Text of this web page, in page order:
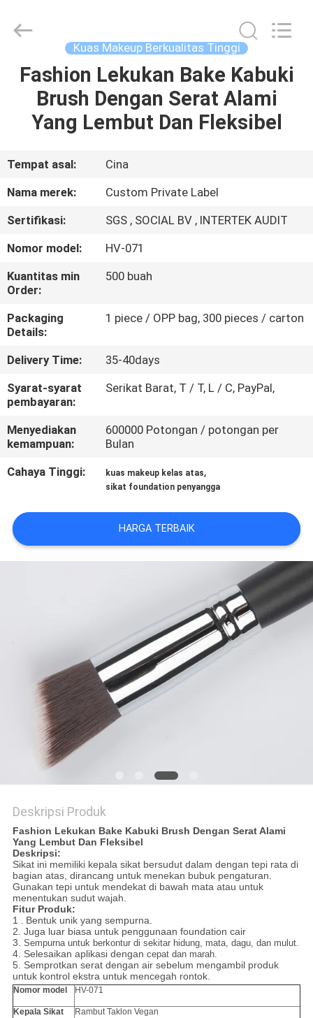
RUMAH
PRODUK
TENTANG
KAMI
TUR
PABRIK
KONTROL
KUALITAS
SITEMAP
PRIVACY
POLICY
Reserved.
Kuas Makeup Berkualitas Tinggi
Fashion Lekukan Bake Kabuki
Brush Dengan Serat Alami
Yang Lembut Dan Fleksibel
Tempat asal:
Cina
Nama merek:
Custom Private Label
Sertifikasi:
SGS , SOCIAL BV , INTERTEK AUDIT
Nomor model:
HV-071
Kuantitas min
Order:
500 buah
Packaging
Details:
1 piece / OPP bag, 300 pieces / carton
Delivery Time:
35-40days
Syarat-syarat
pembayaran:
Serikat Barat, T / T, L / C, PayPal,
Menyediakan
kemampuan:
600000 Potongan / potongan per
Bulan
Cahaya Tinggi:
kuas makeup kelas atas,
sikat foundation penyangga
HARGA TERBAIK
Deskripsi Produk
Fashion Lekukan Bake Kabuki Brush Dengan Serat Alami
Yang Lembut Dan Fleksibel
Deskripsi:
Sikat ini memiliki kepala sikat bersudut dalam dengan tepi rata di
bagian atas, dirancang untuk menekan bubuk pengaturan.
Gunakan tepi untuk mendekat di bawah mata atau untuk
menentukan sudut wajah.
Fitur Produk:
1 . Bentuk unik yang sempurna.
2. Jugaluar biasa untuk penggunaan foundation cair
3. Sempurna untuk berkontur di sekitar hidung, mata, dagu, dan mulut.
4. Selesaikan aplikasi dengan cepat dan marah.
5. Semprotkan serat dengan air sebelum mengambil produk
untuk kontrol ekstra untuk mencegah rontok.
Nomor model HV-071
Kepala Sikat Rambut Taklon Vegan